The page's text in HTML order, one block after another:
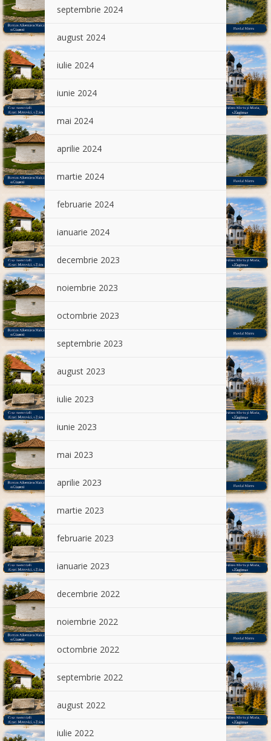
septembrie 2024
august 2024
iulie 2024
iunie 2024
mai 2024
aprilie 2024
martie 2024
februarie 2024
ianuarie 2024
decembrie 2023
noiembrie 2023
octombrie 2023
septembrie 2023
august 2023
iulie 2023
iunie 2023
mai 2023
aprilie 2023
martie 2023
februarie 2023
ianuarie 2023
decembrie 2022
noiembrie 2022
octombrie 2022
septembrie 2022
august 2022
iulie 2022